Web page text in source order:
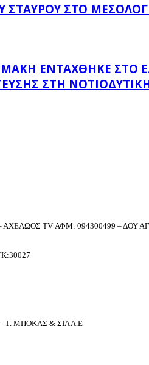
ΣΤΑΥΡΟΎ ΣΤΟ
ΕΝΤΆΧΘΗΚΕ ΣΤΟ
ΣΤΗ
TV ΑΦΜ: 094300499 – ΔΟΥ
Γ. ΜΠΟΚΑΣ & ΣΙΑ Α.Ε